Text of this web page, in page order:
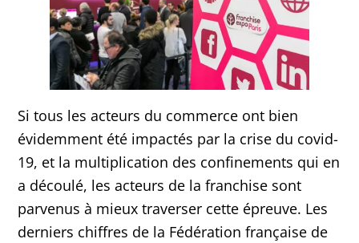
Si tous les acteurs du commerce ont bien
évidemment été impactés par la crise du covid-
19, et la multiplication des confinements qui en
a découlé, les acteurs de la franchise sont
parvenus à mieux traverser cette épreuve. Les
derniers chiffres de la Fédération française de